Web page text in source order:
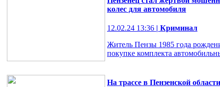
колес для автомобиля
12.02.24 13:36 | Криминал
Житель Пензы 1985 года
покупке комплекта
На трассе в Пензенской